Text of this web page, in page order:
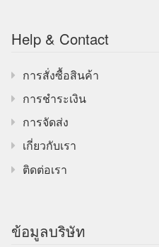
Help & Contact
การสั่งซื้อสินค้า
การชำระเงิน
การจัดส่ง
เกี่ยวกับเรา
ติดต่อเรา
ข้อมูลบริษัท